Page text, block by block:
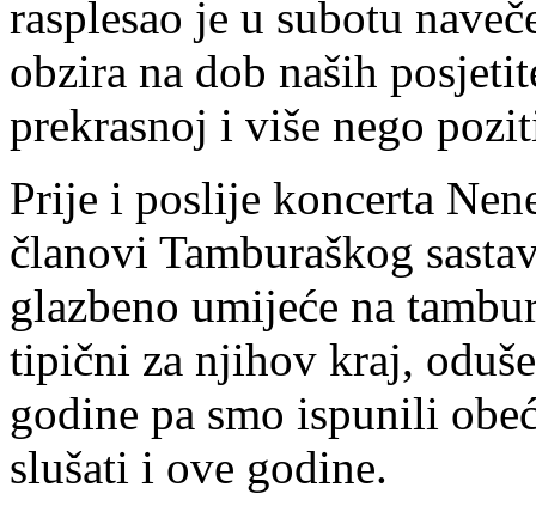
rasplesao je u subotu
obzira na dob naših
prekrasnoj i više nego
Prije i poslije koncerta
članovi Tamburaškog
glazbeno umijeće na
tipični za njihov kraj,
godine pa smo ispunili
slušati i ove godine.